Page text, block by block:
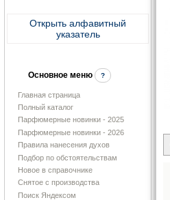
Открыть алфавитный
указатель
Основное меню ?
Главная страница
Полный каталог
Парфюмерные новинки - 2025
Парфюмерные новинки - 2026
Правила нанесения духов
Подбор по обстоятельствам
Новое в справочнике
Снятое с производства
Поиск Яндексом